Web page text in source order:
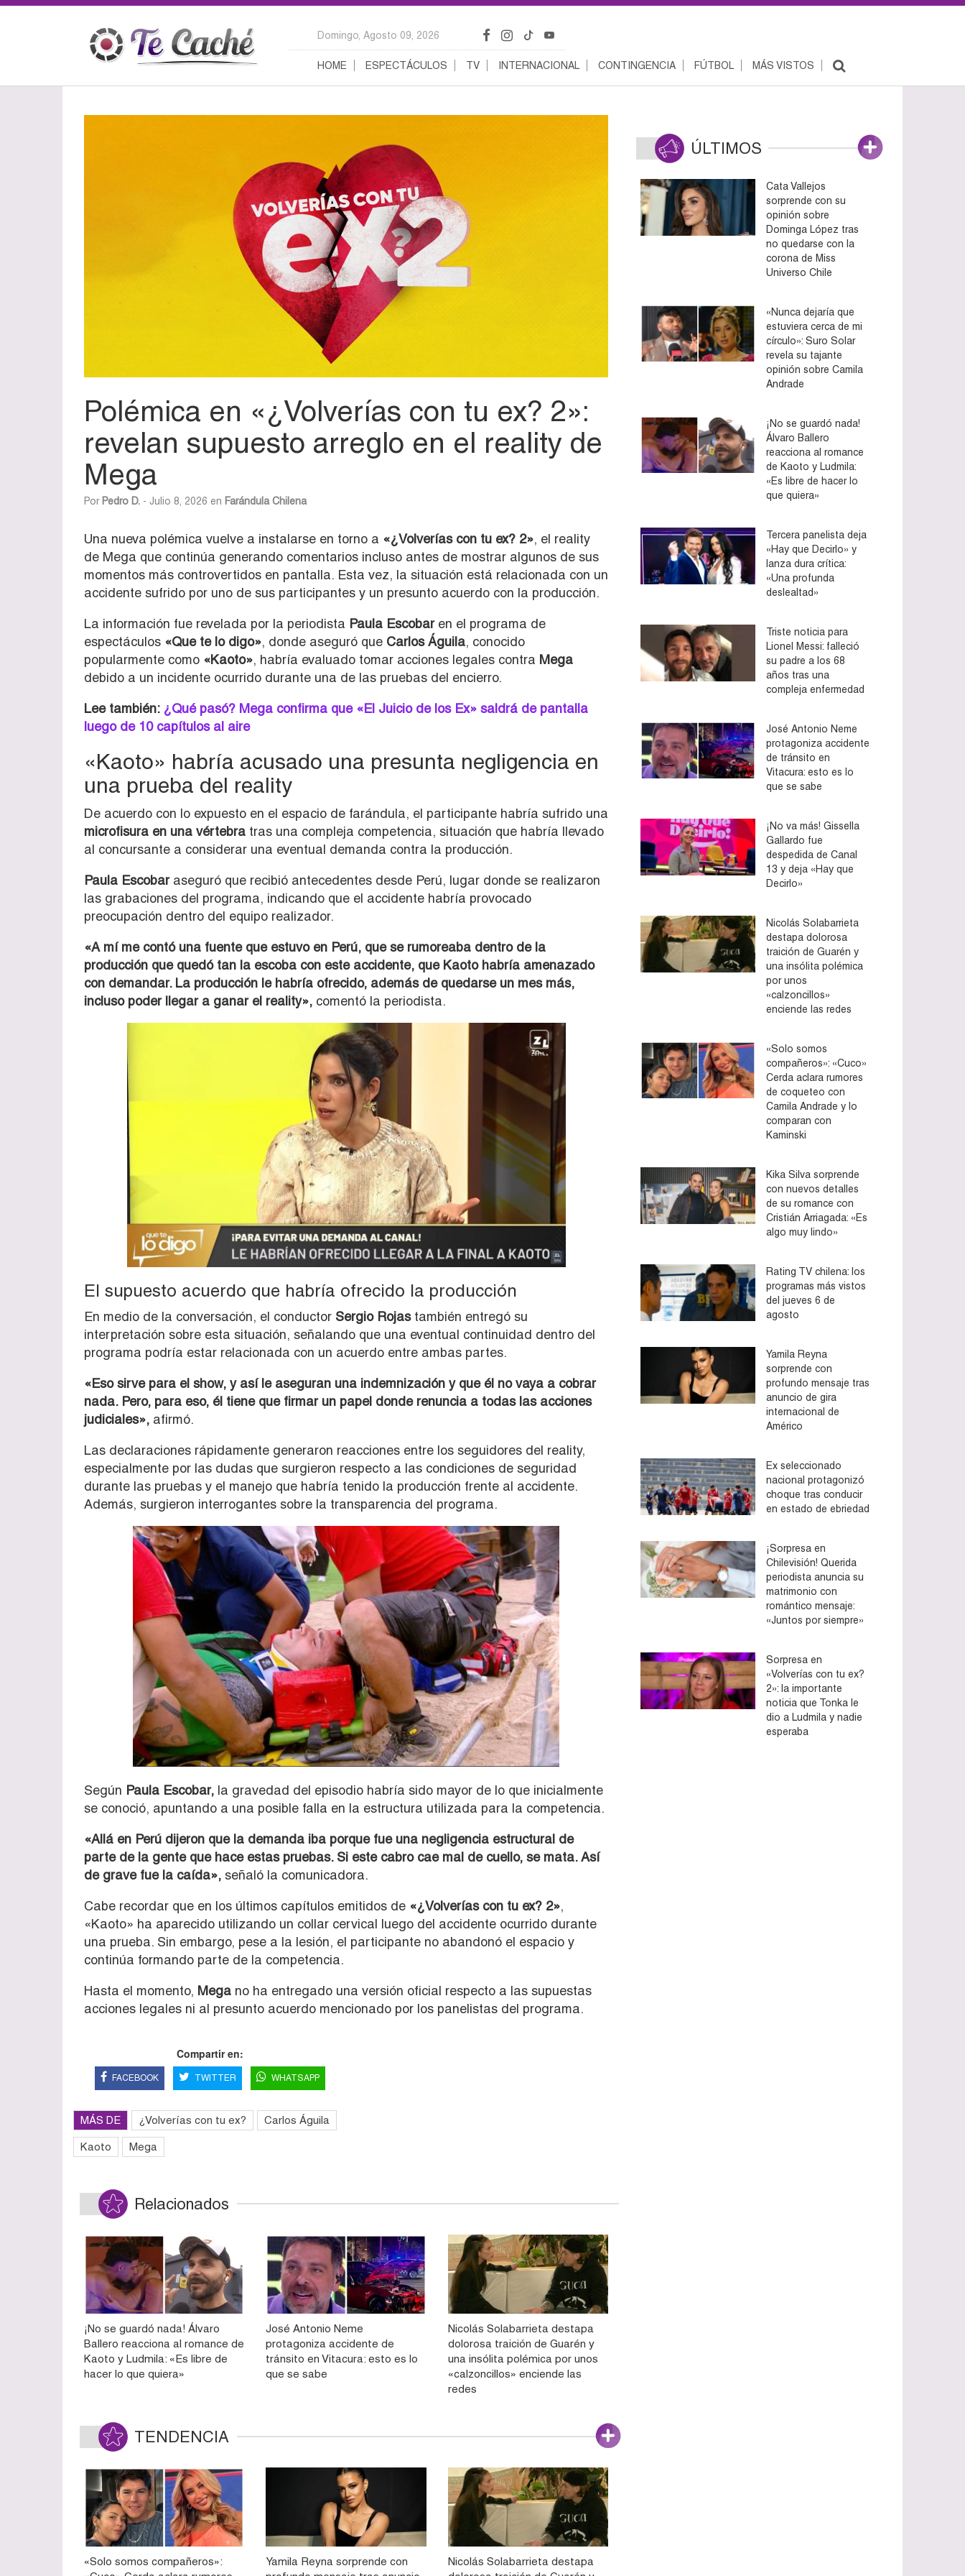
Domingo, Agosto 09, 2026
HOME ESPECTÁCULOS TV INTERNACIONAL CONTINGENCIA FÚTBOL MÁS VISTOS
Polémica en «¿Volverías con tu ex? 2»:
revelan supuesto arreglo en el reality de
Mega
Por Pedro D. - Julio 8, 2026 en Farándula Chilena
Una nueva polémica vuelve a instalarse en torno a «¿Volverías con tu ex? 2», el reality
de Mega que continúa generando comentarios incluso antes de mostrar algunos de sus
momentos más controvertidos en pantalla. Esta vez, la situación está relacionada con un
accidente sufrido por uno de sus participantes y un presunto acuerdo con la producción.
La información fue revelada por la periodista Paula Escobaren el programa de
espectáculos «Que te lo digo», donde aseguró que Carlos Águila, conocido
popularmente como «Kaoto», habría evaluado tomar acciones legales contra Mega
debido a un incidente ocurrido durante una de las pruebas del encierro.
Lee también: ¿Qué pasó? Mega confirma que «El Juicio de los Ex» saldrá de pantalla
luego de 10 capítulos al aire
«Kaoto» habría acusado una presunta negligencia en
una prueba del reality
De acuerdo con lo expuesto en el espacio de farándula, el participante habría sufrido una
microfisura en una vértebra tras una compleja competencia, situación que habría llevado
al concursante a considerar una eventual demanda contra la producción.
Paula Escobaraseguró que recibió antecedentes desde Perú, lugar donde se realizaron
las grabaciones del programa, indicando que el accidente habría provocado
preocupación dentro del equipo realizador.
«A mí me contó una fuente que estuvo en Perú, que se rumoreaba dentro de la
producción que quedó tan la escoba con este accidente, que Kaoto habría amenazado
con demandar. La producción le habría ofrecido, además de quedarse un mes más,
incluso poder llegar a ganar el reality», comentó la periodista.
El supuesto acuerdo que habría ofrecido la producción
En medio de la conversación, el conductor Sergio Rojastambién entregó su
interpretación sobre esta situación, señalando que una eventual continuidad dentro del
programa podría estar relacionada con un acuerdo entre ambas partes.
«Eso sirve para el show, y así le aseguran una indemnización y que él no vaya a cobrar
nada. Pero, para eso, él tiene que firmar un papel donde renuncia a todas las acciones
judiciales», afirmó.
Las declaraciones rápidamente generaron reacciones entre los seguidores del reality,
especialmente por las dudas que surgieron respecto a las condiciones de seguridad
durante las pruebas y el manejo que habría tenido la producción frente al accidente.
Además, surgieron interrogantes sobre la transparencia del programa.
Según Paula Escobar, la gravedad del episodio habría sido mayor de lo que inicialmente
se conoció, apuntando a una posible falla en la estructura utilizada para la competencia.
«Allá en Perú dijeron que la demanda iba porque fue una negligencia estructural de
parte de la gente que hace estas pruebas. Si este cabro cae mal de cuello, se mata. Así
de grave fue la caída», señaló la comunicadora.
Cabe recordar que en los últimos capítulos emitidos de «¿Volverías con tu ex? 2»,
«Kaoto» ha aparecido utilizando un collar cervical luego del accidente ocurrido durante
una prueba. Sin embargo, pese a la lesión, el participante no abandonó el espacio y
continúa formando parte de la competencia.
Hasta el momento, Mega no ha entregado una versión oficial respecto a las supuestas
acciones legales ni al presunto acuerdo mencionado por los panelistas del programa.
Compartir en:
FACEBOOK TWITTER WHATSAPP
MÁS DE ¿Volverías con tu ex? Carlos Águila
Kaoto Mega
Relacionados
¡No se guardó nada! Álvaro
Ballero reacciona al romance de
Kaoto y Ludmila: «Es libre de
hacer lo que quiera»
José Antonio Neme
protagoniza accidente de
tránsito en Vitacura: esto es lo
que se sabe
Nicolás Solabarrieta destapa
dolorosa traición de Guarén y
una insólita polémica por unos
«calzoncillos» enciende las
redes
TENDENCIA
«Solo somos compañeros»:
Yamila Reyna sorprende con
Nicolás Solabarrieta destapa
ÚLTIMOS
Cata Vallejos
sorprende con su
opinión sobre
Dominga López tras
no quedarse con la
corona de Miss
Universo Chile
«Nunca dejaría que
estuviera cerca de mi
círculo»: Suro Solar
revela su tajante
opinión sobre Camila
Andrade
¡No se guardó nada!
Álvaro Ballero
reacciona al romance
de Kaoto y Ludmila:
«Es libre de hacer lo
que quiera»
Tercera panelista deja
«Hay que Decirlo» y
lanza dura crítica:
«Una profunda
deslealtad»
Triste noticia para
Lionel Messi: falleció
su padre a los 68
años tras una
compleja enfermedad
José Antonio Neme
protagoniza accidente
de tránsito en
Vitacura: esto es lo
que se sabe
¡No va más! Gissella
Gallardo fue
despedida de Canal
13 y deja «Hay que
Decirlo»
Nicolás Solabarrieta
destapa dolorosa
traición de Guarén y
una insólita polémica
por unos
«calzoncillos»
enciende las redes
«Solo somos
compañeros»: «Cuco»
Cerda aclara rumores
de coqueteo con
Camila Andrade y lo
comparan con
Kaminski
Kika Silva sorprende
con nuevos detalles
de su romance con
Cristián Arriagada: «Es
algo muy lindo»
Rating TV chilena: los
programas más vistos
del jueves 6 de
agosto
Yamila Reyna
sorprende con
profundo mensaje tras
anuncio de gira
internacional de
Américo
Ex seleccionado
nacional protagonizó
choque tras conducir
en estado de ebriedad
¡Sorpresa en
Chilevisión! Querida
periodista anuncia su
matrimonio con
romántico mensaje:
«Juntos por siempre»
Sorpresa en
«Volverías con tu ex?
2»: la importante
noticia que Tonka le
dio a Ludmila y nadie
esperaba